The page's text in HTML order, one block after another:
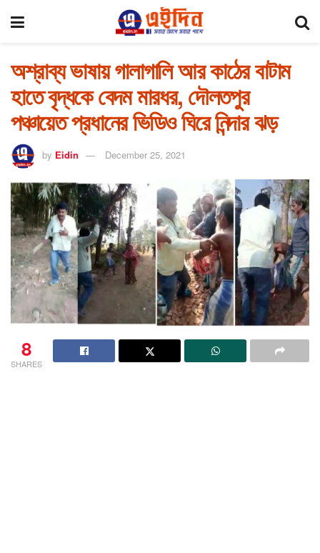
অশ্রাব্য ভাষায় গালাগালি আর কাঠের বাটাম
হাতে বৃদ্ধকে বেদম মারধর, দৌলতপুর
পঞ্চায়েত প্রধানের ভিডিও ঘিরে নিন্দার ঝড়
by Eidin December 25, 2021
8
SHARES